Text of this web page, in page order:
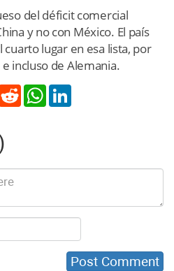
del déficit comercial
y no con México. El país
lugar en esa lista, por
incluso de Alemania.
Reddit WhatsApp